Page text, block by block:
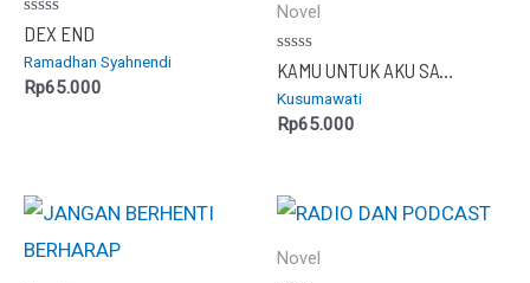
Dinilai
0
dari
5
DEX END
Ramadhan Syahnendi
Rp65.000
Novel
Dinilai
0
dari
5
Kusumawati
Rp65.000
Novel